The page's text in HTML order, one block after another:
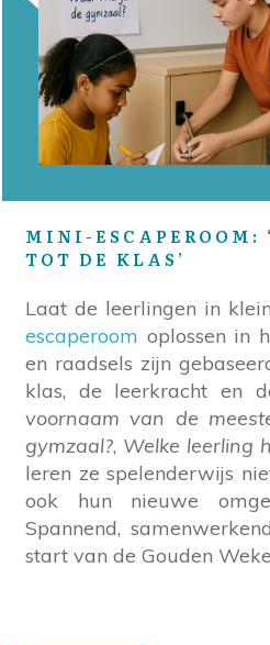
MINI-ESCAPEROOM:
TOT DE KLAS’
Laat de leerlingen in
escaperoom oplossen in
en raadsels zijn
klas, de leerkracht en
voornaam van de
gymzaal?, Welke leerling
leren ze spelenderwijs
ook hun nieuwe
Spannend,
start van de Gouden